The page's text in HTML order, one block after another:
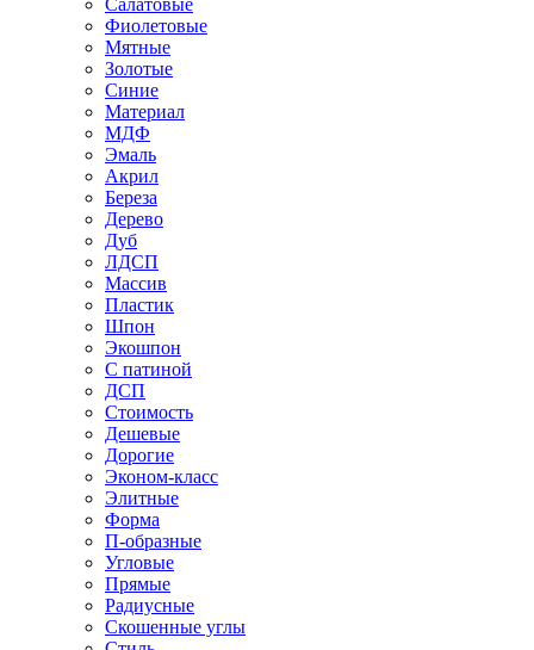
Салатовые
Фиолетовые
Мятные
Золотые
Синие
Материал
МДФ
Эмаль
Акрил
Береза
Дерево
Дуб
ЛДСП
Массив
Пластик
Шпон
Экошпон
С патиной
ДСП
Стоимость
Дешевые
Дорогие
Эконом-класс
Элитные
Форма
П-образные
Угловые
Прямые
Радиусные
Скошенные углы